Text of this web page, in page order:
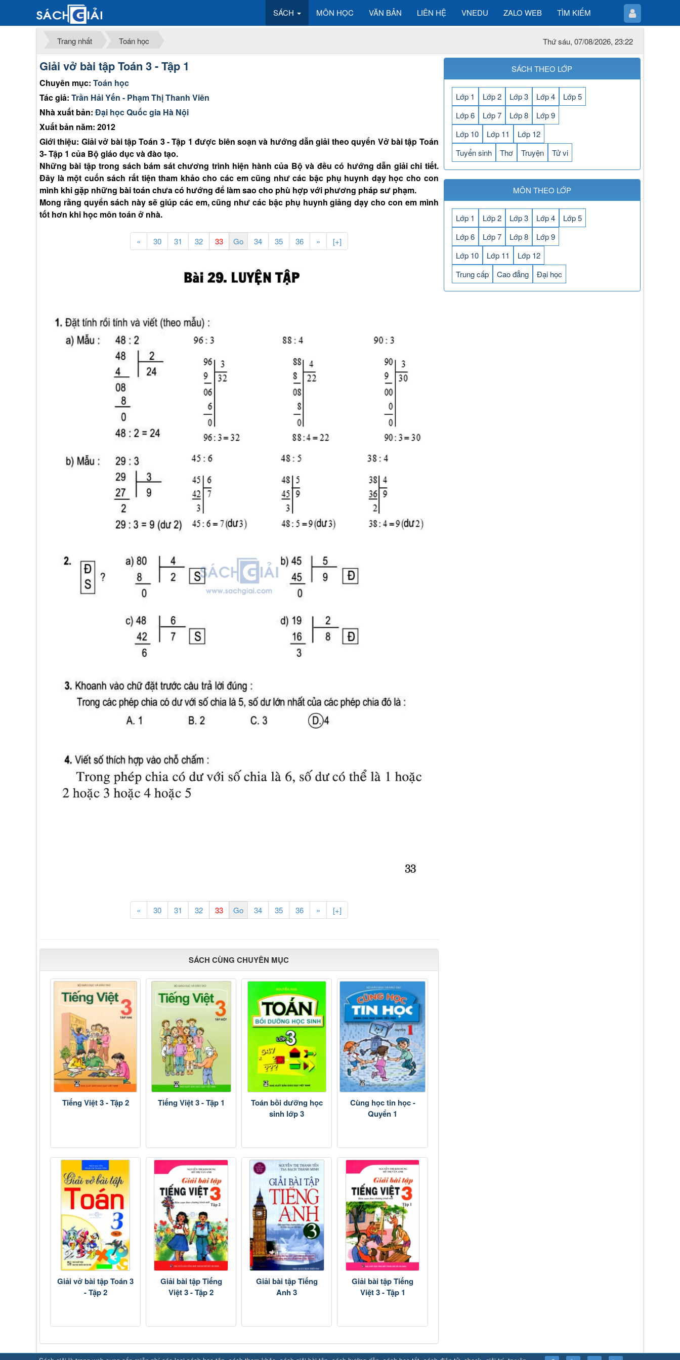
SÁCH MÔN HỌC VĂN BẢN LIÊN HỆ VNEDU ZALO WEB TÌM KIẾM
Trang nhất Toán học Thứ sáu, 07/08/2026, 23:22
Giải vở bài tập Toán 3 - Tập 1
Chuyên mục: Toán học
Tác giả: Trần Hải Yến - Phạm Thị Thanh Viên
Nhà xuất bản: Đại học Quốc gia Hà Nội
Xuất bản năm: 2012
Giới thiệu: Giải vở bài tập Toán 3 - Tập 1 được biên soạn và hướng dẫn giải theo quyển Vở bài tập Toán
3- Tập 1 của Bộ giáo dục và đào tạo.
Những bài tập trong sách bám sát chương trình hiện hành của Bộ và đều có hướng dẫn giải chi tiết.
Đây là một cuốn sách rất tiện tham khảo cho các em cũng như các bậc phụ huynh dạy học cho con
mình khi gặp những bài toán chưa có hướng để làm sao cho phù hợp với phương pháp sư phạm.
Mong rằng quyển sách này sẽ giúp các em, cũng như các bậc phụ huynh giảng dạy cho con em mình
tốt hơn khi học môn toán ở nhà.
« 30 31 32 34 35 36 » [+]
« 30 31 32 34 35 36 » [+]
SÁCH CÙNG CHUYÊN MỤC
Tiếng Việt 3 - Tập 2 Tiếng Việt 3 - Tập 1
Toán bồi dưỡng học
sinh lớp 3
Cùng học tin học -
Quyển 1
Giải vở bài tập Toán 3
- Tập 2
Giải bài tập Tiếng
Việt 3 - Tập 2
Giải bài tập Tiếng
Anh 3
Giải bài tập Tiếng
Việt 3 - Tập 1
SÁCH THEO LỚP
Lớp 1 Lớp 2 Lớp 3 Lớp 4
Lớp 5
Lớp 6
Lớp 7 Lớp 8
Lớp 9
Lớp 10
Lớp 11
Lớp 12
Tuyển sinh
Thơ Truyện Tử vi
MÔN THEO LỚP
Lớp 1 Lớp 2 Lớp 3 Lớp 4
Lớp 5
Lớp 6
Lớp 7 Lớp 8
Lớp 9
Lớp 10
Lớp 11
Lớp 12
Trung cấp
Cao đẳng Đại học